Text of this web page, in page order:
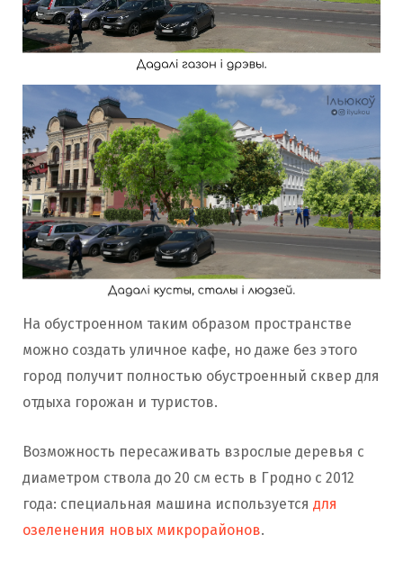
На обустроенном таким образом пространстве
можно создать уличное кафе, но даже без этого
город получит полностью обустроенный сквер для
отдыха горожан и туристов.
Возможность пересаживать взрослые деревья с
диаметром ствола до 20 см есть в Гродно с 2012
года: специальная машина используется для
озеленения новых микрорайонов.